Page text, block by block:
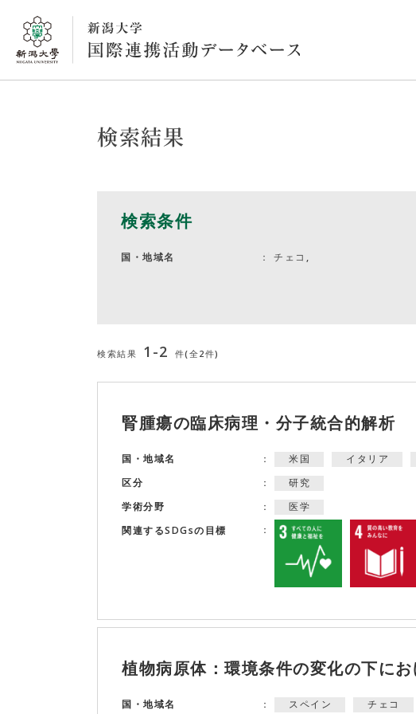
検索結果
検索条件
国・地域名 チェコ,
検索結果 1-2 件(全2件)
腎腫瘍の臨床病理・分子統合的解析
国・地域名 米国 イタリア
区分
研究
学術分野
医学
関連するSDGsの目標
植物病原体：環境条件の変化の下に
国・地域名 スペイン チェコ